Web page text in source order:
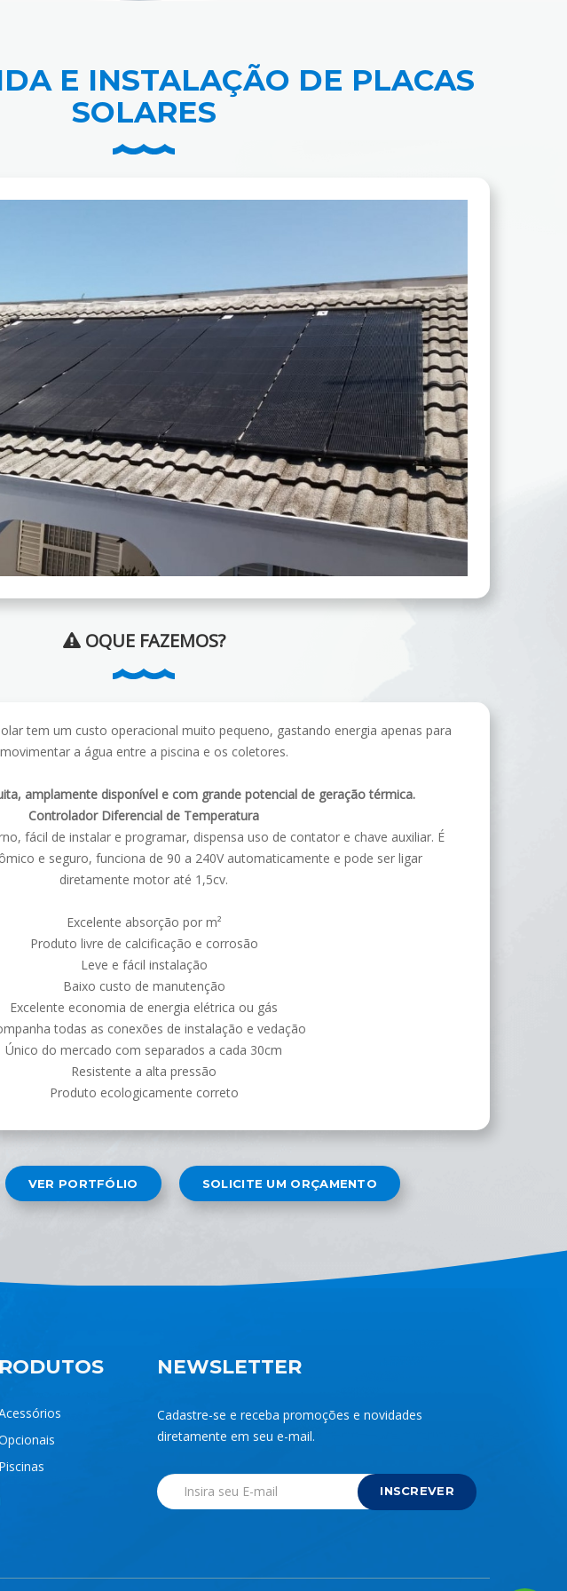
E INSTALAÇÃO DE PLACAS
SOLARES
OQUE FAZEMOS?
tem um custo operacional muito pequeno, gastando energia apenas para
movimentar a água entre a piscina e os coletores.
amplamente disponível e com grande potencial de geração térmica.
Controlador Diferencial de Temperatura
fácil de instalar e programar, dispensa uso de contator e chave auxiliar. É
e seguro, funciona de 90 a 240V automaticamente e pode ser ligar
diretamente motor até 1,5cv.
Excelente absorção por m²
Produto livre de calcificação e corrosão
Leve e fácil instalação
Baixo custo de manutenção
Excelente economia de energia elétrica ou gás
todas as conexões de instalação e vedação
Único do mercado com separados a cada 30cm
Resistente a alta pressão
Produto ecologicamente correto
VER PORTFÓLIO SOLICITE UM ORÇAMENTO
Piscinas
NEWSLETTER
Cadastre-se e receba promoções e novidades
diretamente em seu e-mail.
INSCREVER